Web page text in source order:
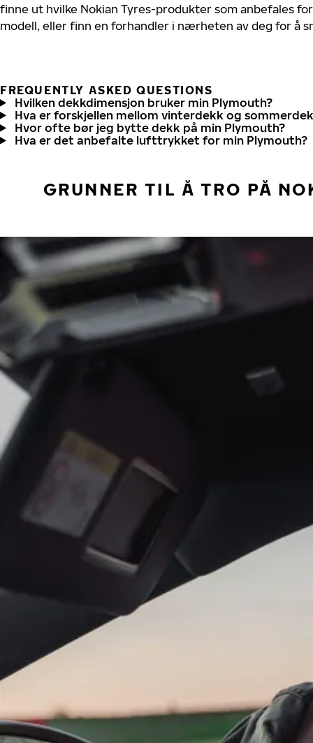
finne ut hvilke Nokian Tyres-produkter som anbefales
modell, eller finn en forhandler i nærheten av deg for å
FREQUENTLY ASKED QUESTIONS
Hvilken dekkdimensjon bruker min Plymouth?
Hva er forskjellen mellom vinterdekk og
Hvor ofte bør jeg bytte dekk på min Plymouth?
Hva er det anbefalte lufttrykket for min Plymouth?
GRUNNER TIL Å TRO PÅ